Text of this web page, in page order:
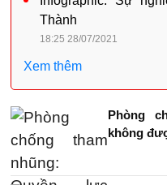
Thành
18:25 28/07/2021
Xem thêm
Phòng
không